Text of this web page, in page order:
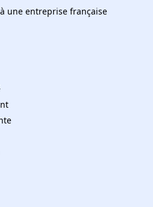
une entreprise française